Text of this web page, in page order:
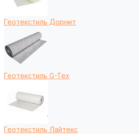
Геотекстиль Дорнит
Геотекстиль G-Tex
Геотекстиль Лайтекс